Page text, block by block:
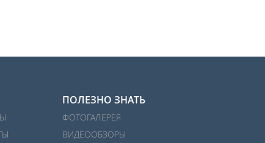
ПОЛЕЗНО ЗНАТЬ
ФОТОГАЛЕРЕЯ
ВИДЕООБЗОРЫ